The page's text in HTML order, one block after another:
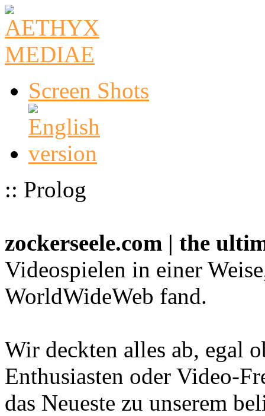
Screen Shots
:: Prolog
zockerseele.com | the
Videospielen in einer
WorldWideWeb fand.
Wir deckten alles ab, egal
Enthusiasten oder Video-
das Neueste zu unserem